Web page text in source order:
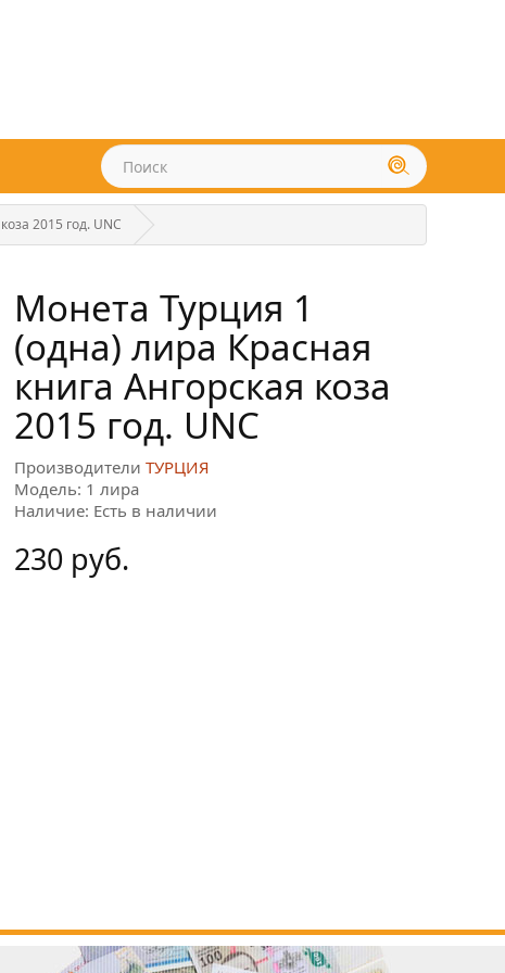
2015 год. UNC
Монета Турция 1
(одна) лира Красная
книга Ангорская коза
2015 год. UNC
Производители ТУРЦИЯ
Модель: 1 лира
Наличие: Есть в наличии
230 руб.